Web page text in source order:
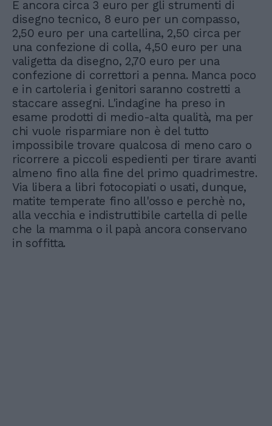
E ancora circa 3 euro per gli strumenti di
disegno tecnico, 8 euro per un compasso,
2,50 euro per una cartellina, 2,50 circa per
una confezione di colla, 4,50 euro per una
valigetta da disegno, 2,70 euro per una
confezione di correttori a penna. Manca poco
e in cartoleria i genitori saranno costretti a
staccare assegni. L'indagine ha preso in
esame prodotti di medio-alta qualità, ma per
chi vuole risparmiare non è del tutto
impossibile trovare qualcosa di meno caro o
ricorrere a piccoli espedienti per tirare avanti
almeno fino alla fine del primo quadrimestre.
Via libera a libri fotocopiati o usati, dunque,
matite temperate fino all'osso e perchè no,
alla vecchia e indistruttibile cartella di pelle
che la mamma o il papà ancora conservano
in soffitta.